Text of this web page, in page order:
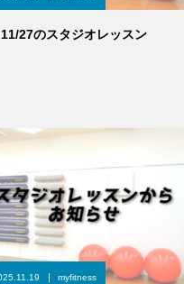
11/27のスタジオレッスン
myfitness